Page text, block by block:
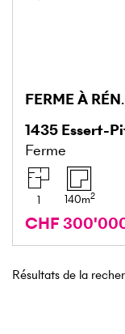
1435 Essert-
Ferme
1 140m2
CHF
Résultats de la